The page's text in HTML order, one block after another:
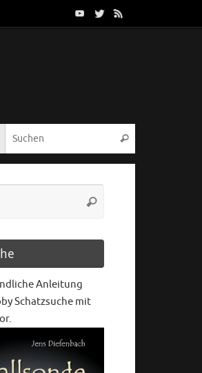
Anleitung
Schatzsuche mit